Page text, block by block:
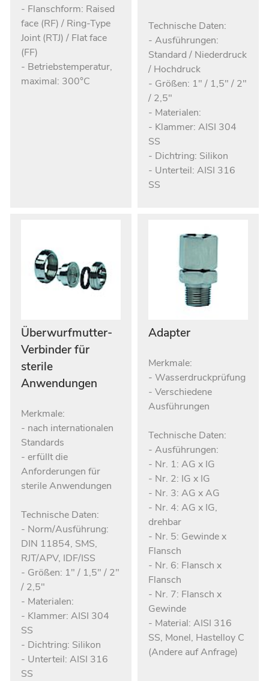
- Flanschform: Raised
face (RF) / Ring-Type
Joint (RTJ) / Flat face
(FF)
- Betriebstemperatur,
maximal: 300°C
Technische Daten:
- Ausführungen:
Standard / Niederdruck
/ Hochdruck
- Größen: 1" / 1,5" / 2"
/ 2,5"
- Materialen:
- Klammer: AISI 304
SS
- Dichtring: Silikon
- Unterteil: AISI 316
SS
Überwurfmutter-
Verbinder für
sterile
Anwendungen
Merkmale:
- nach internationalen
Standards
- erfüllt die
Anforderungen für
sterile Anwendungen
Technische Daten:
- Norm/Ausführung:
DIN 11854, SMS,
RJT/APV, IDF/ISS
- Größen: 1" / 1,5" / 2"
/ 2,5"
- Materialen:
- Klammer: AISI 304
SS
- Dichtring: Silikon
- Unterteil: AISI 316
SS
Adapter
Merkmale:
- Wasserdruckprüfung
- Verschiedene
Ausführungen
Technische Daten:
- Ausführungen:
- Nr. 1: AG x IG
- Nr. 2: IG x IG
- Nr. 3: AG x AG
- Nr. 4: AG x IG,
drehbar
- Nr. 5: Gewinde x
Flansch
- Nr. 6: Flansch x
Flansch
- Nr. 7: Flansch x
Gewinde
- Material: AISI 316
SS, Monel, Hastelloy C
(Andere auf Anfrage)